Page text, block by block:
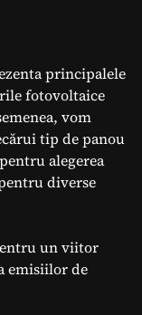
principalele
fotovoltaice
vom
tip de panou
alegerea
diverse
un viitor
emisiilor de